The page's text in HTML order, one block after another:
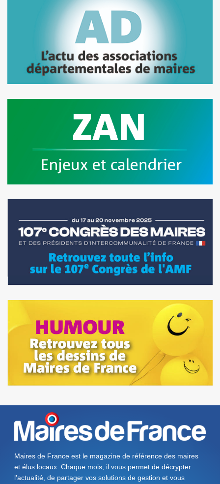
Maires de France est le magazine de référence des maires
et élus locaux. Chaque mois, il vous permet de décrypter
l'actualité, de partager vos solutions de gestion et vous